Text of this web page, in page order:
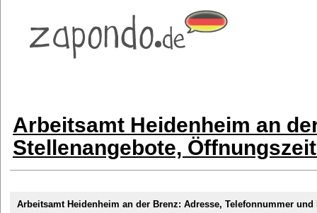
Arbeitsamt Heidenheim an
Stellenangebote,
Arbeitsamt Heidenheim an der Brenz: Adresse, Telefonnummer und